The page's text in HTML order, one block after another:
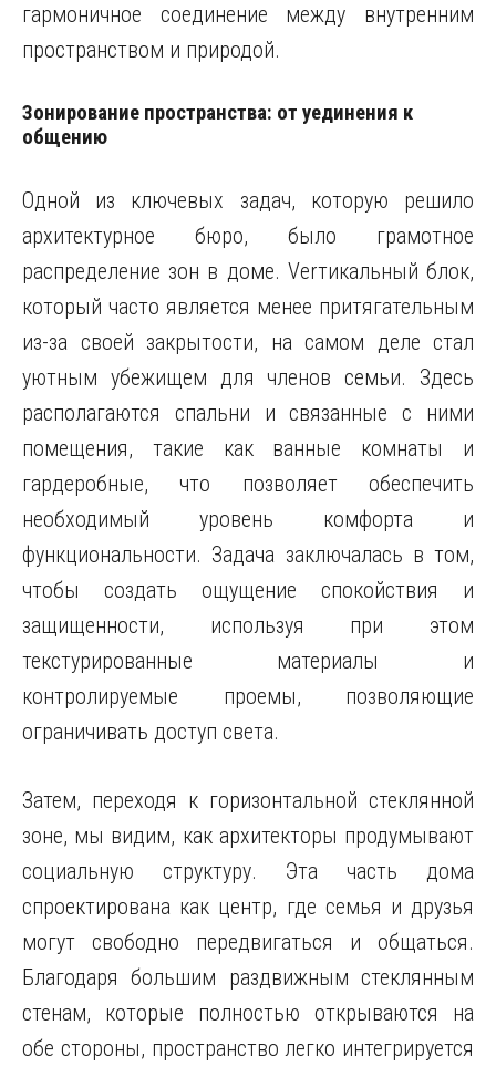
гармоничное соединение между внутренним
пространством и природой.
Зонирование пространства: от уединения к
общению
Одной из ключевых задач, которую решило
архитектурное бюро, было грамотное
распределение зон в доме. Verтикальный блок,
который часто является менее притягательным
из-за своей закрытости, на самом деле стал
уютным убежищем для членов семьи. Здесь
располагаются спальни и связанные с ними
помещения, такие как ванные комнаты и
гардеробные, что позволяет обеспечить
необходимый уровень комфорта и
функциональности. Задача заключалась в том,
чтобы создать ощущение спокойствия и
защищенности, используя при этом
текстурированные материалы и
контролируемые проемы, позволяющие
ограничивать доступ света.
Затем, переходя к горизонтальной стеклянной
зоне, мы видим, как архитекторы продумывают
социальную структуру. Эта часть дома
спроектирована как центр, где семья и друзья
могут свободно передвигаться и общаться.
Благодаря большим раздвижным стеклянным
стенам, которые полностью открываются на
обе стороны, пространство легко интегрируется